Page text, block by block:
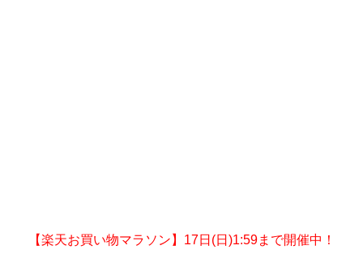
【楽天お買い物マラソン】17日(日)1:59まで開催中！